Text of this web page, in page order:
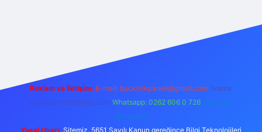
betexper giriş
Reklam ve İletişim: E-mail: backlinkpaneli@gmail.com Teams:
forumhizmeti@gmail.com Whatsapp: 0262 606 0 726 Telegram:
@karabul
Yasal Uyarı: Sitemiz, 5651 Sayılı Kanun gereğince Bilgi Teknolojileri